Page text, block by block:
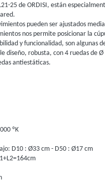
25 de ORDISI, están
pueden ser ajustados
nos permite posicionar la
y funcionalidad, son algunas
diseño, robusta, con 4 ruedas de
antiestáticas.
ºK
D10 : Ø33 cm - D50 : Ø17 cm